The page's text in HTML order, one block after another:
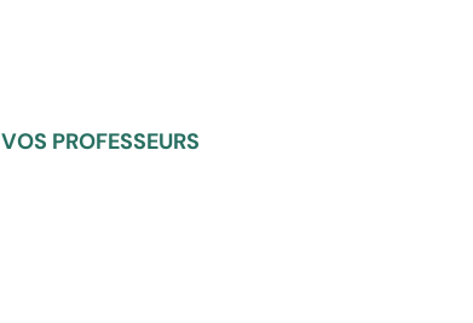
VOS PROFESSEURS